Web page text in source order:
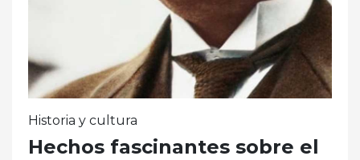
Historia y cultura
Hechos fascinantes sobre el